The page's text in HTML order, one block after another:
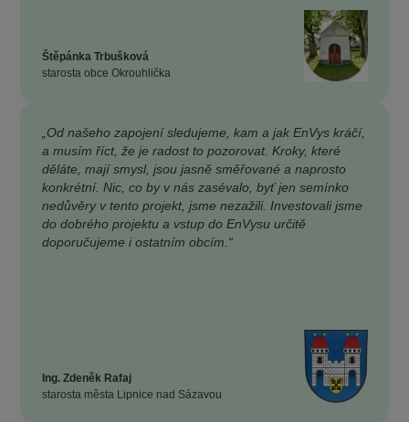
Štěpánka Trbušková
starosta obce Okrouhlička
„Od našeho zapojení sledujeme, kam a jak EnVys kráčí,
a musím říct, že je radost to pozorovat. Kroky, které
děláte, mají smysl, jsou jasně směřované a naprosto
konkrétní. Nic, co by v nás zasévalo, byť jen semínko
nedůvěry v tento projekt, jsme nezažili. Investovali jsme
do dobrého projektu a vstup do EnVysu určitě
doporučujeme i ostatním obcím.“
Ing. Zdeněk Rafaj
starosta města Lipnice nad Sázavou